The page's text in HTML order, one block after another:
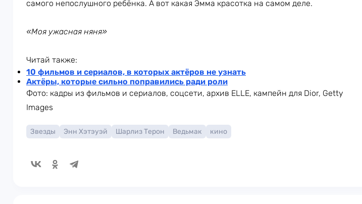
самого непослушного ребёнка. А вот какая Эмма красотка на самом деле.
«Моя ужасная няня»
Читай также:
10 фильмов и сериалов, в которых актёров не узнать
Актёры, которые сильно поправились ради роли
Фото: кадры из фильмов и сериалов, соцсети, архив ELLE, кампейн для Dior, Getty
Images
Звезды Энн Хэтэуэй Шарлиз Терон Ведьмак кино